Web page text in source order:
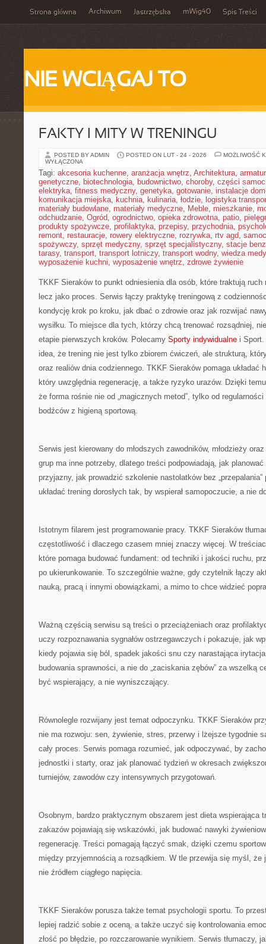
Strona główna Archiwum Jastrzębska mWig40 Spis Treści
NIE WCIĄGAJ TO
FAKTY I MITY W TRENINGU
POSTED BY ADMIN POSTED ON LUT - 24 - 2026
MOŻLIWOŚĆ
WYŁĄCZONA
Tagi: akcesoria kuchenne, aranżacja wnętrz, Architektura,
genetyczne, biotechnologia, budownictwo, choroby, części
elektryka, fitness medyczny, genetyka, gotowanie, instalacje
komunikacja miejska, kuchnia, kulinaria, łodzie, logistyka
materiały budowlane, materiały medyczne, Meble, mieszkanie,
odchudzanie, Ogród, ogrodnictwo, opieka zdrowotna, patio,
produkty spożywcze, profilaktyka, przepisy, przychodnia,
remont, restauracje, rowery elektryczne, rozrywka, rtv agd,
spożywczy, sprzęt medyczny, sprzęt specjalistyczny, stacje
tarasy, transport, transport lotniczy, transport wodny, wiedza
wyposażenie kuchni, wyposażenie wnętrz, zdrowe żywienie
TKKF Sieraków to punkt odniesienia dla osób, które traktują ruch
lecz jako proces. Serwis łączy praktykę treningową z
kondycję krok po kroku, jak dbać o zdrowie oraz jak rozwijać
wysiłku. To miejsce dla tych, którzy chcą trenować rozsądniej,
etapie pierwszych kroków. Polecamy Sporty indywidualne i
idea, że trening nie jest tylko zbiorem ćwiczeń, ale strukturą,
oraz realiów dnia codziennego. TKKF Sieraków pomaga układać
który uwzględnia regenerację, a także ryzyko urazów. Dzięki
że forma rośnie nie od „magicznych metod”, tylko od regularności
bodźców z higieną sportową.
Serwis jest kierowany do młodszych zawodników, młodzieży
grup ma inne potrzeby, dlatego treści podpowiadają, jak
przyjazny, jak prowadzić szkolenie nastolatków bez „przepalania”
układać trening dorosłych tak, by wspierał samopoczucie, a nie
Istotnym filarem jest programowanie pracy. TKKF Sieraków
częstotliwość i dlaczego czasem mniej znaczy więcej. W
które pomaga budować fundament: od techniki i jakości ruchu,
po ukierunkowanie. To szczególnie ważne, gdy czytelnik łączy
nauką, pracą i innymi obowiązkami, a mimo to chce widzieć
Ważną częścią serwisu są treści o przeciążeniach oraz
uczy rozpoznawania sygnałów ostrzegawczych i pokazuje, jak
kiedy pojawia się ból, spadek jakości snu czy narastająca
budowania sprawności, a nie do „zaciskania zębów” za wszelką
być wspierający, a nie wyniszczający.
Równolegle rozwijany jest temat odpoczynku. TKKF Sieraków
nie ma rozwoju: sen, żywienie, stres, przerwy i lżejsze tygodnie
cały proces. Serwis pomaga rozumieć, jak odpoczywać, by
jednostki i starty, oraz jak planować tydzień w okresach
turniejów, zawodów czy intensywnych przygotowań.
Osobnym, bardzo praktycznym obszarem jest dieta wspierająca
zakazów pojawiają się wskazówki, jak budować nawyki
regenerację. Treści pomagają łączyć smak, dzięki czemu
między przyjemnością a rozsądkiem. W tle przewija się myśl, że
nie źródłem ciągłego napięcia.
TKKF Sieraków porusza także temat psychologii sportu. To
lepiej radzić sobie z oceną, a także uczyć się kontrolowania
złość po błędzie, po rozczarowanie wynikiem. Serwis tłumaczy,